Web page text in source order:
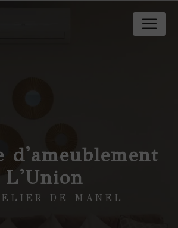
d'ameublement
L'Union
DE MANEL
cookies